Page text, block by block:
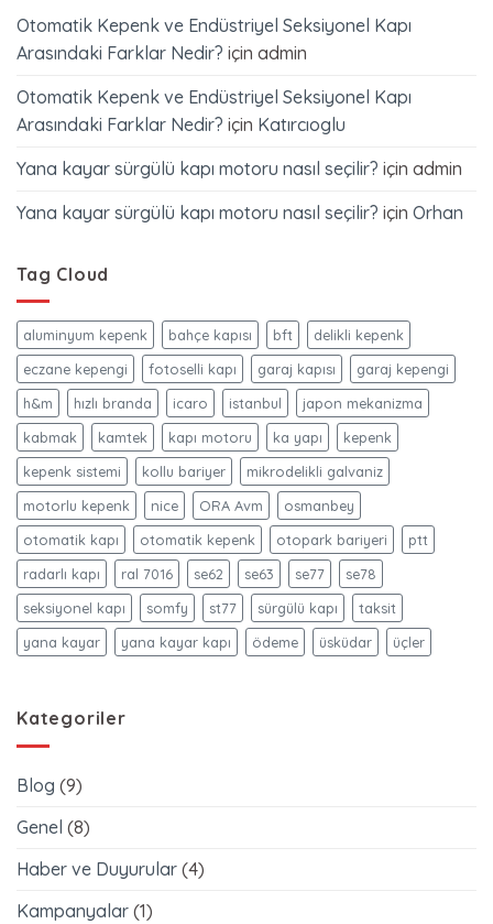
Otomatik Kepenk ve Endüstriyel Seksiyonel Kapı
Arasındaki Farklar Nedir? için admin
Otomatik Kepenk ve Endüstriyel Seksiyonel Kapı
Arasındaki Farklar Nedir? için Katırcıoglu
Yana kayar sürgülü kapı motoru nasıl seçilir? için admin
Yana kayar sürgülü kapı motoru nasıl seçilir? için Orhan
Tag Cloud
aluminyum kepenk bahçe kapısı bft
delikli kepenk
eczane kepengi
fotoselli kapı garaj kapısı
garaj kepengi
h&m
hızlı branda icaro istanbul
japon mekanizma
kabmak
kamtek kapı motoru ka yapı
kepenk
kepenk sistemi
kollu bariyer
mikrodelikli galvaniz
motorlu kepenk
nice ORA Avm
osmanbey
otomatik kapı
otomatik kepenk otopark bariyeri
ptt
radarlı kapı
ral 7016 se62 se63 se77
se78
seksiyonel kapı
somfy st77 sürgülü kapı
taksit
yana kayar
yana kayar kapı ödeme üsküdar üçler
Kategoriler
Blog (9)
Genel (8)
Haber ve Duyurular (4)
Kampanyalar (1)